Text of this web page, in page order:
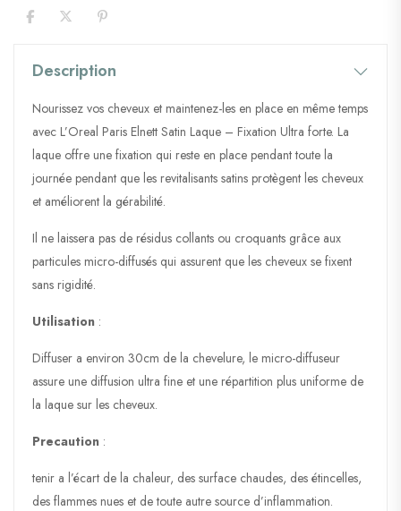
Description
Nourissez vos cheveux et maintenez-les en place en même temps
avec L’Oreal Paris Elnett Satin Laque – Fixation Ultra forte. La
laque offre une fixation qui reste en place pendant toute la
journée pendant que les revitalisants satins protègent les cheveux
et améliorent la gérabilité.
Il ne laissera pas de résidus collants ou croquants grâce aux
particules micro-diffusés qui assurent que les cheveux se fixent
sans rigidité.
Utilisation :
Diffuser a environ 30cm de la chevelure, le micro-diffuseur
assure une diffusion ultra fine et une répartition plus uniforme de
la laque sur les cheveux.
Precaution :
tenir a l’écart de la chaleur, des surface chaudes, des étincelles,
des flammes nues et de toute autre source d’inflammation.